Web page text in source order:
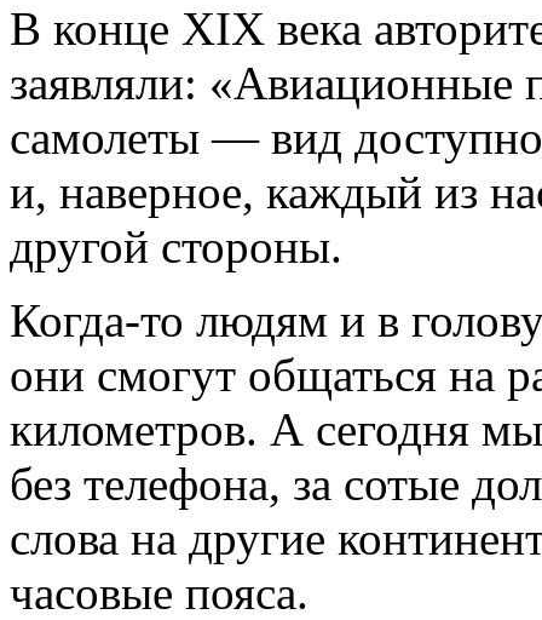
В конце ХIХ века
заявляли: «Авиационные
самолеты — вид
и, наверное, каждый из
другой стороны.
Когда-то людям и в
они смогут общаться на
километров. А сегодня
без телефона, за сотые
слова на другие
часовые пояса.